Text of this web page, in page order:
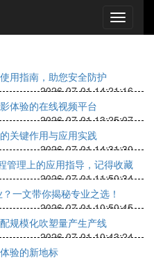
用指南，助您安全防护
2026-07-01 14:21:16
体验的在线视频平台
2026-07-01 13:25:07
关键作用与应用实践
2026-07-01 14:31:30
管理上的应用指导，记得收藏
2026-07-01 11:50:34
一文带你揭秘专业之选！
2026-07-01 10:50:45
规模化吹塑量产生产线
2026-07-01 10:43:24
验的新地标